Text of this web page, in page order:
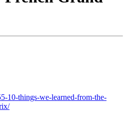
10-things-we-learned-from-the-